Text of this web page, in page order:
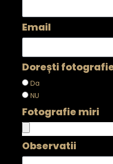
Email
Dorești
Da
NU
Fotografie miri
Observatii